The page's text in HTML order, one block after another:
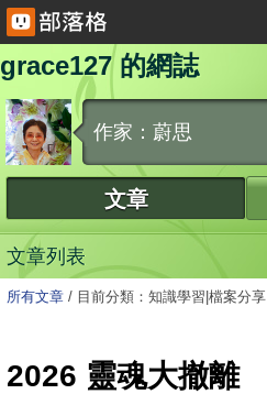
grace127 的網誌
作家：蔚思
文章
文章列表
所有文章 / 目前分類：知識學習|檔案分享
2026 靈魂大撤離